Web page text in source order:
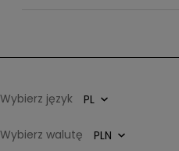
Wybierz język
Wybierz walutę